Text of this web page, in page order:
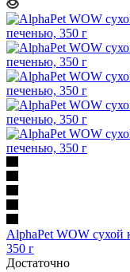
AlphaPet WOW сухой
350 г
Достаточно